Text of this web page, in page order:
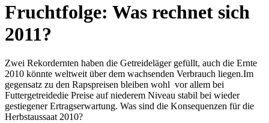
Fruchtfolge: Was rechnet sich
2011?
Zwei Rekordernten haben die Getreideläger gefüllt, auch die Ernte
2010 könnte weltweit über dem wachsenden Verbrauch liegen.Im
gegensatz zu den Rapspreisen bleiben wohl vor allem bei
Futtergetreidedie Preise auf niederem Niveau stabil bei wieder
gestiegener Ertragserwartung. Was sind die Konsequenzen für die
Herbstaussaat 2010?